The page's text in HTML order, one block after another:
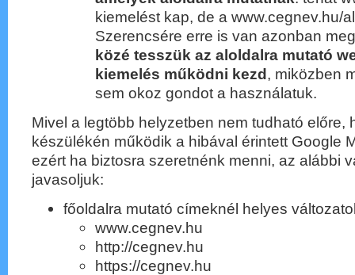
kiemelést kap, de a www.cegnev.hu/
Szerencsére erre is van azonban
közé tesszük az aloldalra mutató
kiemelés működni kezd, miközben
sem okoz gondot a használatuk.
Mivel a legtöbb helyzetben nem tudható előre,
készülékén működik a hibával érintett Google
ezért ha biztosra szeretnénk menni, az alábbi
javasoljuk:
főoldalra mutató címeknél helyes
www.cegnev.hu
http://cegnev.hu
https://cegnev.hu